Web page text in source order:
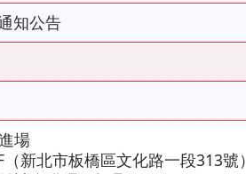
知公告
場
新北市板橋區文化路一段313號）